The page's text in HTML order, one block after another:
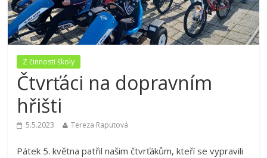
Z činnosti školy
Čtvrťáci na dopravním
hřišti
5.5.2023 Tereza Raputová
Pátek 5. května patřil našim čtvrťákům, kteří se vypravili